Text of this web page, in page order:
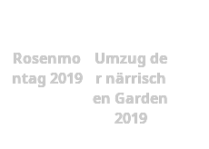
Rosenmo
ntag 2019
Umzug de
r närrisch
en Garden
2019